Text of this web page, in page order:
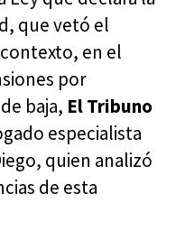
que vetó el
en el
por
baja, El Tribuno
especialista
quien analizó
de esta